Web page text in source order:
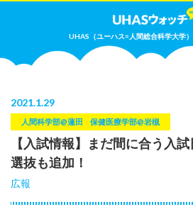
UHAS（ユーハス=人間総合科学大学
2021.1.29
人間科学部@蓮田 保健医療学部@岩槻
【入試情報】まだ間に合う入
選抜も追加！
広報